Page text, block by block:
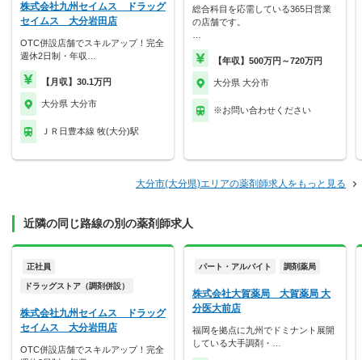
株式会社九州セイムス ドラッグ
セイムス 大分岩田店
OTC併設店舗でスキルアップ！完全
週休2日制・年収…
【月収】30.1万円
大分県 大分市
ＪＲ日豊本線 牧(大分)駅
総合科目を応需している365日営業
の店舗です。
…
【年収】500万円～720万円
大分県 大分市
※お問い合わせください
大分市(大分県)エリアの薬剤師求人をもっと見る
近隣の同じ路線の別の薬剤師求人
正社員
ドラッグストア（調剤併設）
株式会社九州セイムス ドラッグ
セイムス 大分岩田店
OTC併設店舗でスキルアップ！完全
パート・アルバイト 調剤薬局
株式会社大賀薬局 大賀薬局 大
分医大前店
福岡を拠点に九州でドミナント展開
している大手調剤・…